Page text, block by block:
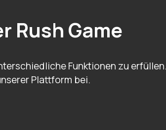
Rush Game
Funktionen zu
Plattform bei.